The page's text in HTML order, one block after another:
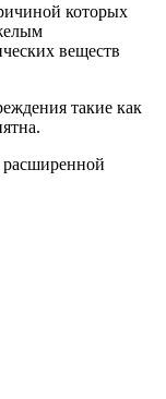
которых
веществ
такие как
расширенной